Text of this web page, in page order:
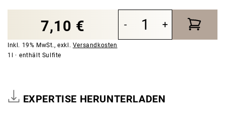
7,10 €
Inkl. 19% MwSt.,exkl. Versandkosten
- +
1l enthält Sulfite
EXPERTISE HERUNTERLADEN